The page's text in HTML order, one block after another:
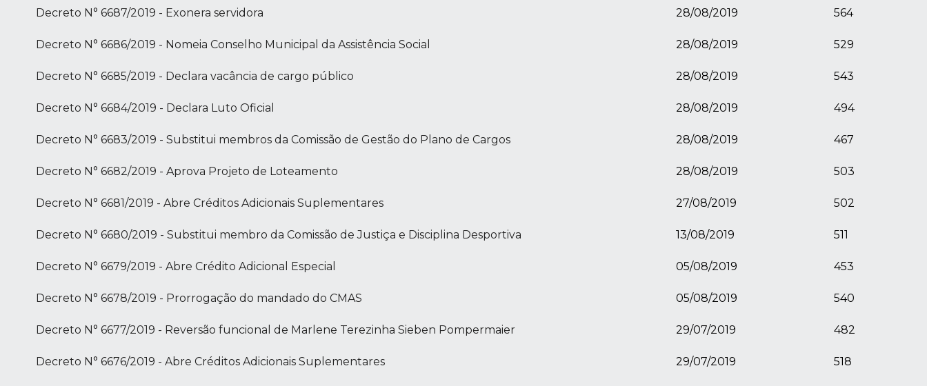
Decreto N° 6687/2019 - Exonera servidora 28/08/2019 564
Decreto N° 6686/2019 - Nomeia Conselho Municipal da Assistência Social 28/08/2019 529
Decreto N° 6685/2019 - Declara vacância de cargo público 28/08/2019 543
Decreto N° 6684/2019 - Declara Luto Oficial 28/08/2019 494
Decreto N° 6683/2019 - Substitui membros da Comissão de Gestão do Plano de Cargos 28/08/2019 467
Decreto N° 6682/2019 - Aprova Projeto de Loteamento 28/08/2019 503
Decreto N° 6681/2019 - Abre Créditos Adicionais Suplementares 27/08/2019 502
Decreto N° 6680/2019 - Substitui membro da Comissão de Justiça e Disciplina Desportiva 13/08/2019 511
Decreto N° 6679/2019 - Abre Crédito Adicional Especial 05/08/2019 453
Decreto N° 6678/2019 - Prorrogação do mandado do CMAS 05/08/2019 540
Decreto N° 6677/2019 - Reversão funcional de Marlene Terezinha Sieben Pompermaier 29/07/2019 482
Decreto N° 6676/2019 - Abre Créditos Adicionais Suplementares 29/07/2019 518